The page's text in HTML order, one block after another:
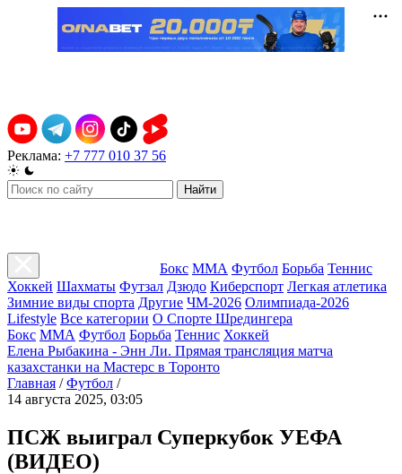
Реклама: +7 777 010 37 56
Найти
Бокс ММА Футбол Борьба Теннис
Хоккей Шахматы Футзал Дзюдо Киберспорт Легкая атлетика
Зимние виды спорта Другие ЧМ-2026 Олимпиада-2026
Lifestyle Все категории О Спорте Шредингера
Бокс ММА Футбол Борьба Теннис Хоккей
Елена Рыбакина - Энн Ли. Прямая трансляция матча
казахстанки на Мастерс в Торонто
Главная / Футбол /
14 августа 2025, 03:05
ПСЖ выиграл Суперкубок УЕФА
(ВИДЕО)